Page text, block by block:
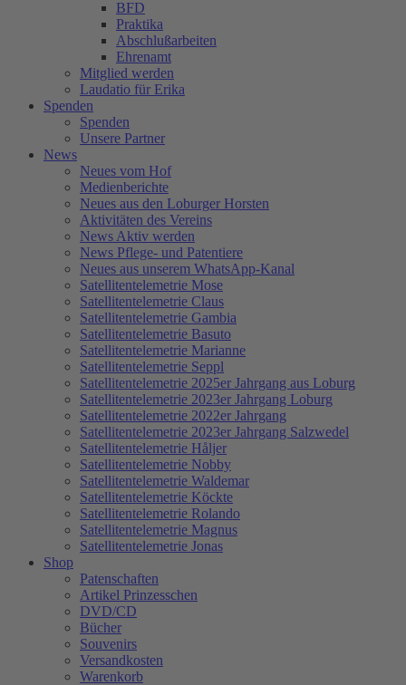
BFD
Praktika
Abschlußarbeiten
Ehrenamt
Mitglied werden
Laudatio für Erika
Spenden
Spenden
Unsere Partner
News
Neues vom Hof
Medienberichte
Neues aus den Loburger Horsten
Aktivitäten des Vereins
News Aktiv werden
News Pflege- und Patentiere
Neues aus unserem WhatsApp-Kanal
Satellitentelemetrie Mose
Satellitentelemetrie Claus
Satellitentelemetrie Gambia
Satellitentelemetrie Basuto
Satellitentelemetrie Marianne
Satellitentelemetrie Seppl
Satellitentelemetrie 2025er Jahrgang aus Loburg
Satellitentelemetrie 2023er Jahrgang Loburg
Satellitentelemetrie 2022er Jahrgang
Satellitentelemetrie 2023er Jahrgang Salzwedel
Satellitentelemetrie Håljer
Satellitentelemetrie Nobby
Satellitentelemetrie Waldemar
Satellitentelemetrie Köckte
Satellitentelemetrie Rolando
Satellitentelemetrie Magnus
Satellitentelemetrie Jonas
Shop
Patenschaften
Artikel Prinzesschen
DVD/CD
Bücher
Souvenirs
Versandkosten
Warenkorb